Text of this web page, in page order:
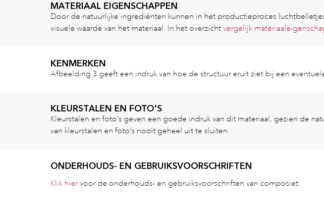
MATERIAAL EIGENSCHAPPEN
Door de natuurlijke ingrediënten kunnen in het productieproces
visuele waarde van het materiaal. In het overzicht vergelijk
KENMERKEN
Afbeelding 3 geeft een indruk van hoe de structuur eruit ziet bij een
KLEURSTALEN EN FOTO'S
Kleurstalen en foto’s geven een goede indruk van dit materiaal, gezien de
van kleurstalen en foto’s nooit geheel uit te sluiten.
ONDERHOUDS- EN GEBRUIKSVOORSCHRIFTEN
Klik hiervoor de onderhouds- en gebruiksvoorschriften van composiet.